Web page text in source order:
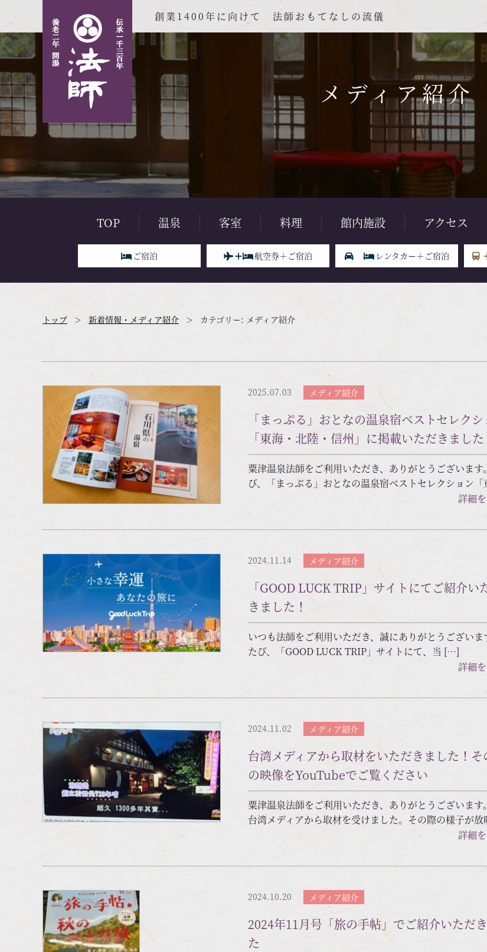
創業1400年に向けて 法師おもてなしの流儀
メディア紹介
TOP 温泉 客室 料理 館内施設 アクセス
ご宿泊 航空券＋ご宿泊 レンタカー＋ご宿泊
トップ 新着情報・メディア紹介 カテゴリー: メディア紹介
2025.07.03 メディア紹介
「まっぷる」おとなの温泉宿ベストセレクシ
「東海・北陸・信州」に掲載いただきました
粟津温泉法師をご利用いただき、ありがとうございます
び、「まっぷる」おとなの温泉宿ベストセレクション
詳細
2024.11.14 メディア紹介
「GOOD LUCK TRIP」サイトにてご紹介い
きました！
いつも法師をご利用いただき、誠にありがとうございま
たび、「GOOD LUCK TRIP」サイトにて、当 […]
詳細
2024.11.02 メディア紹介
台湾メディアから取材をいただきました！そ
の映像をYouTubeでご覧ください
粟津温泉法師をご利用いただき、ありがとうございます
台湾メディアから取材を受けました。その際の様子が
詳細
2024.10.20 メディア紹介
2024年11月号「旅の手帖」でご紹介いただ
た